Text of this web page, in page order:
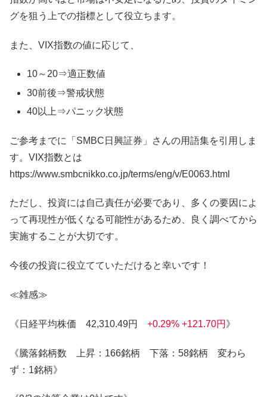
グを狙う上での指標として役立ちます。
また、VIX指数の値に応じて、
10～20⇒適正数値
30前後⇒警戒状態
40以上⇒パニック状態
ご参考までに「SMBC日興証券」さんの用語集を引用しま
す。VIX指数とは
https://www.smbcnikko.co.jp/terms/eng/v/E0063.html
ただし、投資には自己責任が必要であり、多くの要因によ
って再現性が低くなる可能性があるため、良く調べてから
実施することが大切です。
今後の投資に役立てていただけると幸いです！
≪雑感≫
《日経平均株価 42,310.49円 +0.29% +121.70円 》
《騰落銘柄数 上昇：166銘柄 下落：58銘柄 変わら
ず：1銘柄》